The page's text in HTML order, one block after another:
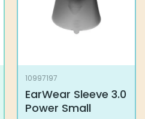
produktsiden
10997197
EarWear Sleeve 3.0
Power Small